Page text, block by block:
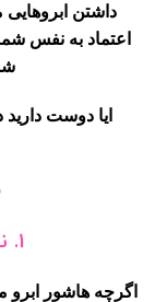
داشتن
اعتماد به نفس
ایا دوست
1.
اگرچه هاشور ابرو